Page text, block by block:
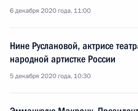
6 декабря 2020 года, 11:00
Нине Руслановой, актрисе
народной артистке России
5 декабря 2020 года, 10:30